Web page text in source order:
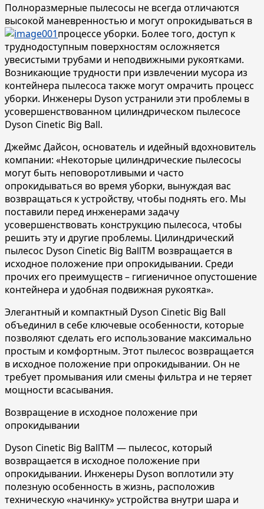
Полноразмерные пылесосы не всегда отличаются
высокой маневренностью и могут опрокидываться в
процессе уборки. Более того, доступ к
труднодоступным поверхностям осложняется
увесистыми трубами и неподвижными рукоятками.
Возникающие трудности при извлечении мусора из
контейнера пылесоса также могут омрачить процесс
уборки. Инженеры Dyson устранили эти проблемы в
усовершенствованном цилиндрическом пылесосе
Dyson Cinetic Big Ball.
Джеймс Дайсон, основатель и идейный вдохновитель
компании: «Некоторые цилиндрические пылесосы
могут быть неповоротливыми и часто
опрокидываться во время уборки, вынуждая вас
возвращаться к устройству, чтобы поднять его. Мы
поставили перед инженерами задачу
усовершенствовать конструкцию пылесоса, чтобы
решить эту и другие проблемы. Цилиндрический
пылесос Dyson Cinetic Big BallTM возвращается в
исходное положение при опрокидывании. Среди
прочих его преимуществ – гигиеничное опустошение
контейнера и удобная подвижная рукоятка».
Элегантный и компактный Dyson Cinetic Big Ball
объединил в себе ключевые особенности, которые
позволяют сделать его использование максимально
простым и комфортным. Этот пылесос возвращается
в исходное положение при опрокидывании. Он не
требует промывания или смены фильтра и не теряет
мощности всасывания.
Возвращение в исходное положение при
опрокидывании
Dyson Cinetic Big BallTM — пылесос, который
возвращается в исходное положение при
опрокидывании. Инженеры Dyson воплотили эту
полезную особенность в жизнь, расположив
техническую «начинку» устройства внутри шара и